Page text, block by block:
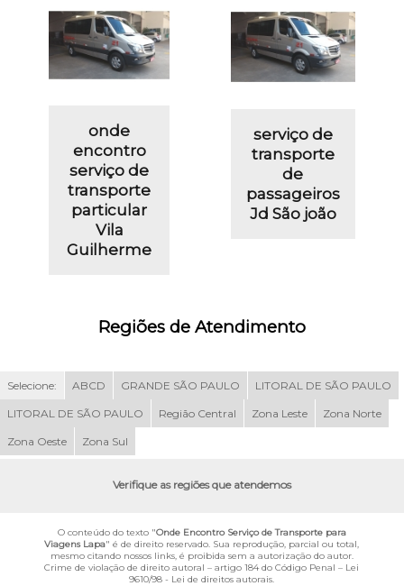
onde
encontro
serviço de
transporte
particular
Vila
Guilherme
serviço de
transporte
de
passageiros
Jd São joão
Regiões de Atendimento
Selecione: ABCD GRANDE SÃO PAULO LITORAL DE SÃO PAULO
LITORAL DE SÃO PAULO Região Central Zona Leste Zona Norte
Zona Oeste Zona Sul
Verifique as regiões que atendemos
O conteúdo do texto "Onde Encontro Serviço de Transporte para
Viagens Lapa" é de direito reservado. Sua reprodução, parcial ou total,
mesmo citando nossos links, é proibida sem a autorização do autor.
Crime de violação de direito autoral – artigo 184 do Código Penal – Lei
9610/98 - Lei de direitos autorais.